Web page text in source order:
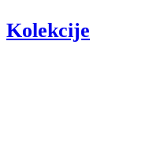
Kolekcije